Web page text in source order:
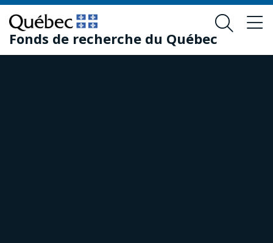
Passer
au
contenu
principal
Passer
au
pied
de
Fonds de recherche du Québec